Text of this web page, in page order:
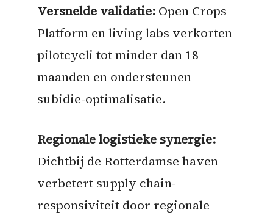
Versnelde validatie:Open Crops
Platform en living labs verkorten
pilotcycli tot minder dan 18
maanden en ondersteunen
subidie-optimalisatie.
Regionale logistieke synergie:
Dichtbij de Rotterdamse haven
verbetert supply chain-
responsiviteit door regionale